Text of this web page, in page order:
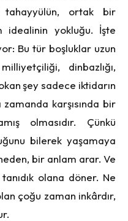
ortak bir
idealinin yokluğu. İşte
Bu tür boşluklar uzun
dinbazlığı,
şey sadece iktidarın
karşısında bir
olmasıdır. Çünkü
bilerek yaşamaya
bir anlam arar. Ve
olana döner. Ne
çoğu zaman inkârdır,